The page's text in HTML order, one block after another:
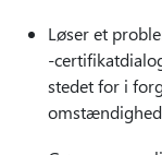
Løser et
-
stedet for i